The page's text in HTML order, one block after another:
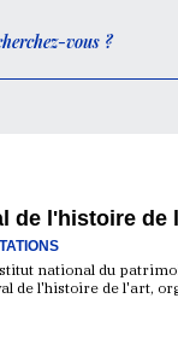
de l'histoire de
national du
de l'histoire de l'art,